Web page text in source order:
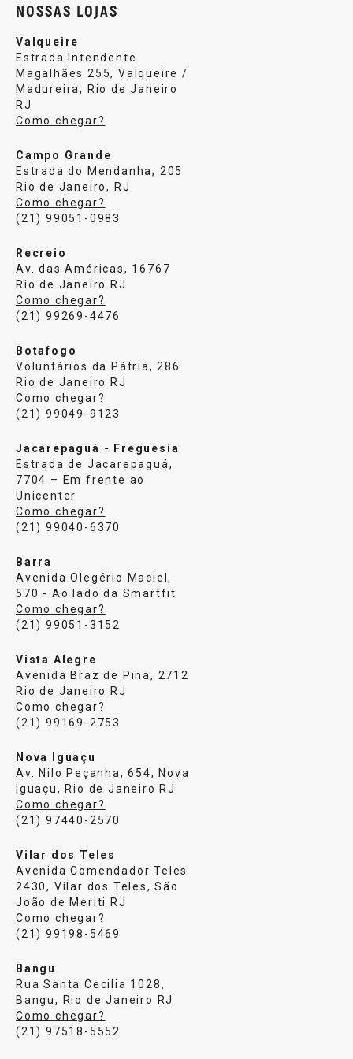
NOSSAS LOJAS
Valqueire
Estrada Intendente
Magalhães 255, Valqueire /
Madureira, Rio de Janeiro
RJ
Como chegar?
Campo Grande
Estrada do Mendanha, 205
Rio de Janeiro, RJ
Como chegar?
(21) 99051-0983
Recreio
Av. das Américas, 16767
Rio de Janeiro RJ
Como chegar?
(21) 99269-4476
Botafogo
Voluntários da Pátria, 286
Rio de Janeiro RJ
Como chegar?
(21) 99049-9123
Jacarepaguá - Freguesia
Estrada de Jacarepaguá,
7704 – Em frente ao
Unicenter
Como chegar?
(21) 99040-6370
Barra
Avenida Olegério Maciel,
570 - Ao lado da Smartfit
Como chegar?
(21) 99051-3152
Vista Alegre
Avenida Braz de Pina, 2712
Rio de Janeiro RJ
Como chegar?
(21) 99169-2753
Nova Iguaçu
Av. Nilo Peçanha, 654, Nova
Iguaçu, Rio de Janeiro RJ
Como chegar?
(21) 97440-2570
Vilar dos Teles
Avenida Comendador Teles
2430, Vilar dos Teles, São
João de Meriti RJ
Como chegar?
(21) 99198-5469
Bangu
Rua Santa Cecilia 1028,
Bangu, Rio de Janeiro RJ
Como chegar?
(21) 97518-5552